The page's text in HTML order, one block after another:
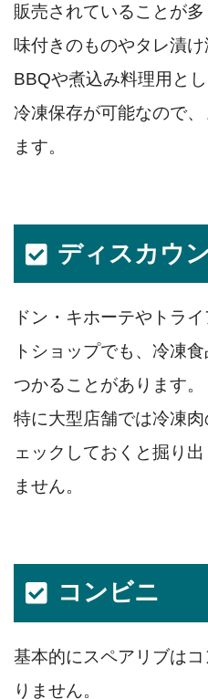
販売されていることが多
味付きのものやタレ漬け
BBQや煮込み料理用と
冷凍保存が可能なので
ます。
ディスカウ
ドン・キホーテやトラ
トショップでも、冷凍
つかることがあります。
特に大型店舗では冷凍
ェックしておくと掘り
ません。
コンビニ
基本的にスペアリブは
りません。